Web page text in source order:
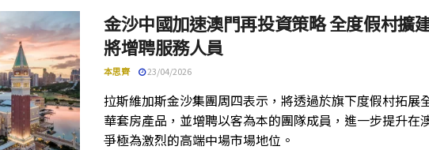
金沙中國加速澳門再投資策略 全度假村擴
將增聘服務人員
本思齊 23/04/2026
拉斯維加斯金沙集團周四表示，將透過於旗下度假村拓展
華套房產品，並增聘以客為本的團隊成員，進一步提升在
爭極為激烈的高端中場市場地位。